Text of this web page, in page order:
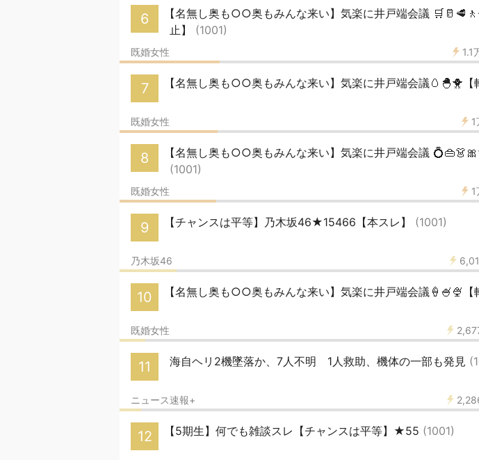
6
【名無し奥も○○奥もみんな来い】気楽に井戸端会議
止】 (1001)
1.1
既婚女性
7 【名無し奥も○○奥もみんな来い】気楽に井戸端会議🥚🐣🐥【
1
既婚女性
8
【名無し奥も○○奥もみんな来い】気楽に井戸端会議
(1001)
1
既婚女性
9 【チャンスは平等】乃木坂46★15466【本スレ】 (1001)
乃木坂46
10 【名無し奥も○○奥もみんな来い】気楽に井戸端会議🍦🍧🍨【
既婚女性
11 海自ヘリ2機墜落か、7人不明 1人救助、機体の一部も発見
ニュース速報+
12 【5期生】何でも雑談スレ【チャンスは平等】★55 (1001)